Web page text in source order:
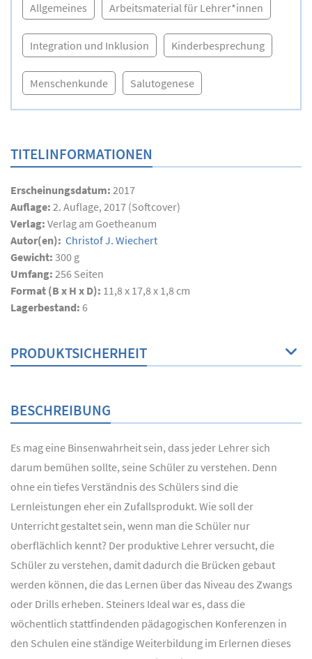
Allgemeines Arbeitsmaterial für Lehrer*innen
Integration und Inklusion Kinderbesprechung
Menschenkunde Salutogenese
TITELINFORMATIONEN
Erscheinungsdatum: 2017
Auflage: 2. Auflage, 2017 (Softcover)
Verlag: Verlag am Goetheanum
Autor(en): Christof J. Wiechert
Gewicht: 300 g
Umfang: 256 Seiten
Format (B x H x D): 11,8 x 17,8 x 1,8 cm
Lagerbestand: 6
PRODUKTSICHERHEIT
BESCHREIBUNG
Es mag eine Binsenwahrheit sein, dass jeder Lehrer sich
darum bemühen sollte, seine Schüler zu verstehen. Denn
ohne ein tiefes Verständnis des Schülers sind die
Lernleistungen eher ein Zufallsprodukt. Wie soll der
Unterricht gestaltet sein, wenn man die Schüler nur
oberflächlich kennt? Der produktive Lehrer versucht, die
Schüler zu verstehen, damit dadurch die Brücken gebaut
werden können, die das Lernen über das Niveau des Zwangs
oder Drills erheben. Steiners Ideal war es, dass die
wöchentlich stattfindenden pädagogischen Konferenzen in
den Schulen eine ständige Weiterbildung im Erlernen dieses